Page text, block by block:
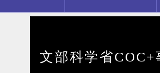
文部科学省